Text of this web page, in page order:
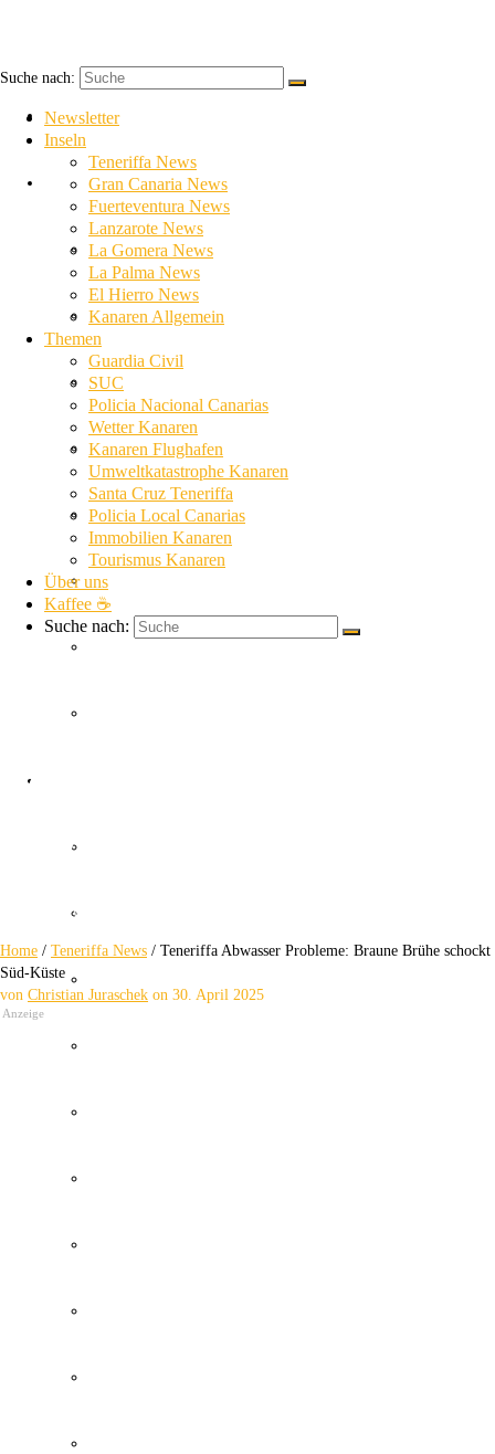
Newsletter
Inseln
Teneriffa News
Gran Canaria News
Fuerteventura News
Lanzarote News
La Gomera News
La Palma News
Suche nach:
Newsletter
Inseln
Teneriffa News
Gran Canaria News
Fuerteventura News
Lanzarote News
La Gomera News
La Palma News
El Hierro News
Kanaren Allgemein
Themen
Guardia Civil
SUC
Policia Nacional Canarias
Wetter Kanaren
Kanaren Flughafen
Umweltkatastrophe Kanaren
Santa Cruz Teneriffa
Policia Local Canarias
Immobilien Kanaren
Tourismus Kanaren
Über uns
Kaffee ☕
Suche nach:
Teneriffa Abwasser
Probleme
Braune Brühe schockt Süd-Küste
Home / Teneriffa News / Teneriffa Abwasser Probleme: Braune Brühe schockt
Süd-Küste
von Christian Juraschek on 30. April 2025
Anzeige